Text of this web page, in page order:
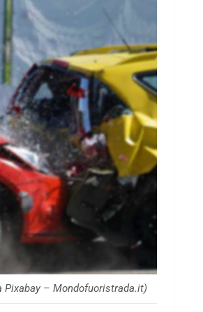
Pixabay – Mondofuoristrada.it)